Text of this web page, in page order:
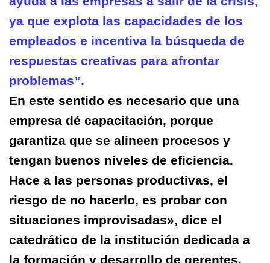
ya que explota las capacidades de los
empleados e incentiva la búsqueda de
respuestas creativas para afrontar
problemas”.
En este sentido es necesario que una
empresa dé capacitación, porque
garantiza que se alineen procesos y
tengan buenos niveles de eficiencia.
Hace a las personas productivas, el
riesgo de no hacerlo, es probar con
situaciones improvisadas», dice el
catedrático de la institución dedicada a
la formación y desarrollo de gerentes.